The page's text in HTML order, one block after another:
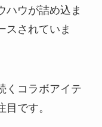
ハウが詰め込ま
スされていま
くコラボアイテ
です。